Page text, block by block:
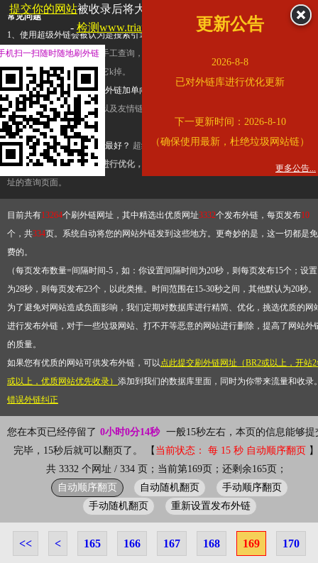
常见问题
1、使用超级外链会被认为是搜索引擎优化作弊吗？ 超级外链只是一个简便而集成
查询工具，模拟的是正常手工查询，不是作弊。如果是作弊，那您可以使用超级外
推广竞争对手的网址，让它k掉。
2、网站优化单纯依靠超级外链加单向链接可行吗？
链，需要结合普通的外链以及友情链接，您可以到站长论坛发布外链，到友情链接
台交换友情链接。
3、如何使用超级外链效果最好？ 超级外链不同于普通的外链，它是动态的链接，
有频繁使用超级外链工具进行优化，才能获得稳定的外链
，最终使搜索引擎收录带
址的查询页面。
目前共有13264个刷外链网址，其中精选出优质网址3332个发布外链，每页发布10
个，共334页。系统自动将您的网站外链发到这些地方。更奇妙的是，这一切都是免
费的。
（每页发布数量=间隔时间-5，如：你设置间隔时间为20秒，则每页发布15个；设置
为28秒，则每页发布23个，以此类推。时间范围在15-30秒之间，其他默认为20秒
为了避免对网站造成负面影响，我们定期对数据库进行精简、优化，挑选优质的网
进行发布外链，对于一些垃圾网站、打不开等恶意的网站进行删除，提高了网站外
的质量。
如果您有优质的网站可供发布外链，可以点此提交刷外链网址（BR2或以上，开站
或以上，优质网站优先收录） 添加到我们的数据库里面，同时为你带来流量和收录
错误外链纠正
您在本页已经停留了 0小时0分14秒 一般15秒左右，本页的信息能够提
完毕，15秒后就可以翻页了。 【 当前状态： 每 15 秒 自动顺序翻页 】
共 3332 个网址 / 334 页；当前第169页；还剩余165页；
自动顺序翻页 自动随机翻页
手动顺序翻页
手动随机翻页
重新设置发布外链
<< < 165 166 167 168 169 170
提交你的网站被收录后将大幅提升流量和外链，
查看展示页面
- 检测www.triangle.com.cn是否收录
更新公告
2026-8-8
已对外链库进行优化更新
下一更新时间：2026-8-10
（确保使用最新，杜绝垃圾网站链）
更多公告...
机扫一扫随时随地刷外链